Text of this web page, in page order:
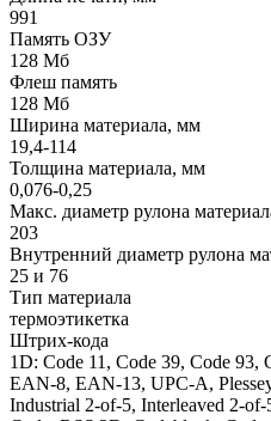
991
Память ОЗУ
128 Мб
Флеш память
128 Мб
Ширина материала, мм
19,4-114
Толщина материала, мм
0,076-0,25
Макс. диаметр рулона
203
Внутренний диаметр рулона
25 и 76
Тип материала
термоэтикетка
Штрих-кода
1D: Code 11, Code 39, Code
EAN-8, EAN-13, UPC-A,
Industrial 2-of-5, Interleaved 2-